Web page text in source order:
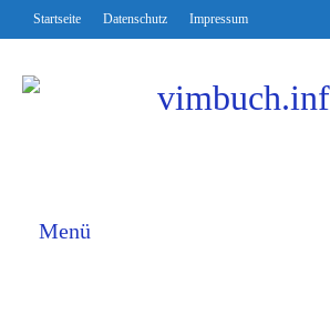
Startseite Datenschutz Impressum
Menü